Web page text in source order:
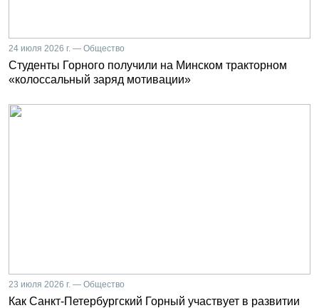
24 июля 2026 г. — Общество
Студенты Горного получили на Минском тракторном
«колоссальный заряд мотивации»
23 июля 2026 г. — Общество
Как Санкт-Петербургский Горный участвует в развитии